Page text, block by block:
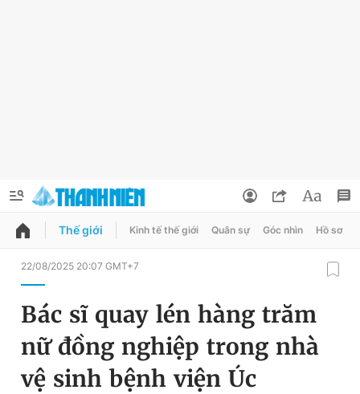
QUẢNG CÁO
Chuyên mục
Chuyên mục khác
Đổi mật khẩu
Tin đã lưu
Thế giới Kinh tế thế giới Quân sự Góc nhìn Hồ sơ
22/08/2025 20:07 GMT+7
Bác sĩ quay lén hàng trăm
nữ đồng nghiệp trong nhà
vệ sinh bệnh viện Úc